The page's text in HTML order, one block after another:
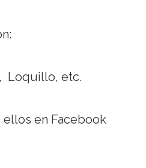
Loquillo, etc.
en Facebook